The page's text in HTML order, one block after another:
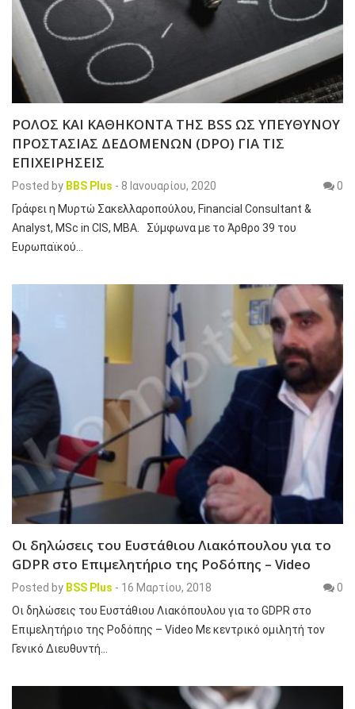
ΡΟΛΟΣ ΚΑΙ ΚΑΘΗΚΟΝΤΑ ΤΗΣ BSS ΩΣ ΥΠΕΥΘΥΝΟΥ
ΠΡΟΣΤΑΣΙΑΣ ΔΕΔΟΜΕΝΩΝ (DPO) ΓΙΑ ΤΙΣ
ΕΠΙΧΕΙΡΗΣΕΙΣ
Posted by BBS Plus - 8 Ιανουαρίου, 2020
0
Γράφει η Μυρτώ Σακελλαροπούλου, Financial Consultant &
Analyst, MSc in CIS, MBA. Σύμφωνα με το Άρθρο 39 του
Ευρωπαϊκού…
Οι δηλώσεις του Ευστάθιου Λιακόπουλου για το
GDPR στο Επιμελητήριο της Ροδόπης – Video
Posted by BSS Plus - 16 Μαρτίου, 2018
0
Οι δηλώσεις του Ευστάθιου Λιακόπουλου για το GDPR στο
Επιμελητήριο της Ροδόπης – Video Με κεντρικό ομιλητή τον
Γενικό Διευθυντή…